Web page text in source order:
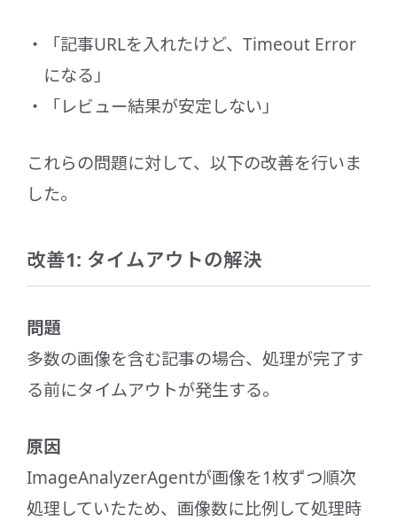
「記事URLを入れたけど、Timeout Error
になる」
「レビュー結果が安定しない」
これらの問題に対して、以下の改善を行いま
した。
改善1: タイムアウトの解決
問題
多数の画像を含む記事の場合、処理が完了す
る前にタイムアウトが発生する。
原因
ImageAnalyzerAgentが画像を1枚ずつ順次
処理していたため、画像数に比例して処理時